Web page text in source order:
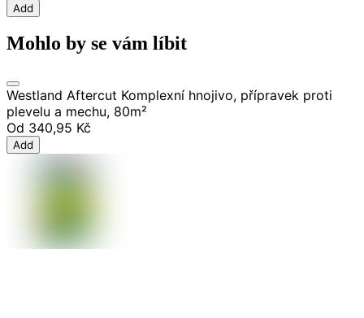
Add
Mohlo by se vám líbit
Westland Aftercut Komplexní hnojivo, přípravek proti
plevelu a mechu, 80m²
Od 340,95 Kč
Add